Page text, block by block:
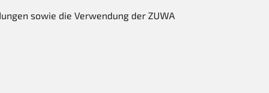
sowie die Verwendung der ZUWA